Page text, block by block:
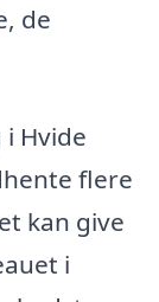
de
Hvide
flere
kan give
i